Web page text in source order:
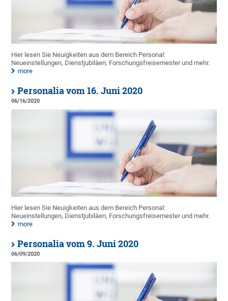
Hier lesen Sie Neuigkeiten aus dem Bereich Personal:
Neueinstellungen, Dienstjubiläen, Forschungsfreisemester und mehr.
more
Personalia vom 16. Juni 2020
06/16/2020
Hier lesen Sie Neuigkeiten aus dem Bereich Personal:
Neueinstellungen, Dienstjubiläen, Forschungsfreisemester und mehr.
more
Personalia vom 9. Juni 2020
06/09/2020